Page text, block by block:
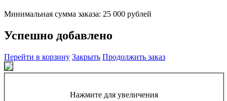
Минимальная сумма заказа: 25 000 рублей
Успешно добавлено
Перейти в корзину Закрыть Продолжить заказ
Нажмите для увеличения